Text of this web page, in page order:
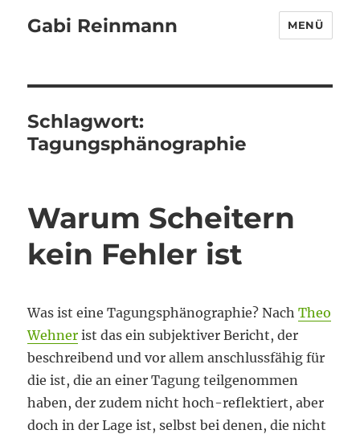
Gabi Reinmann MENÜ
Schlagwort:
Tagungsphänographie
Warum Scheitern
kein Fehler ist
Was ist eine Tagungsphänographie? NachTheo
Wehner ist das ein subjektiver Bericht, der
beschreibend und vor allem anschlussfähig für
die ist, die an einer Tagung teilgenommen
haben, der zudem nicht hoch-reflektiert, aber
doch in der Lage ist, selbst bei denen, die nicht